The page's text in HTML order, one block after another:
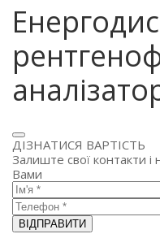
ДІЗНАТИСЯ ВАРТІСТЬ
Залиште свої контакти
Вами
ВІДПРАВИТИ